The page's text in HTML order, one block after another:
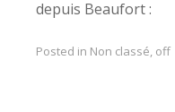
depuis Beaufort :
Posted in Non classé, off